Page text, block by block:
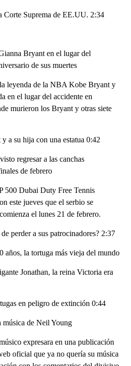
Corte Suprema de EE.UU. 2:34
Bryant en el lugar del
de sus muertes
leyenda de la NBA Kobe Bryant y
en el lugar del accidente en
murieron los Bryant y otras siete
a su hija con una estatua 0:42
regresar a las canchas
de febrero
500 Dubai Duty Free Tennis
este jueves que el serbio se
el lunes 21 de febrero.
perder a sus patrocinadores? 2:37
años, la tortuga más vieja del mundo
Jonathan, la reina Victoria era
en peligro de extinción 0:44
música de Neil Young
expresara en una publicación
oficial que ya no quería su música